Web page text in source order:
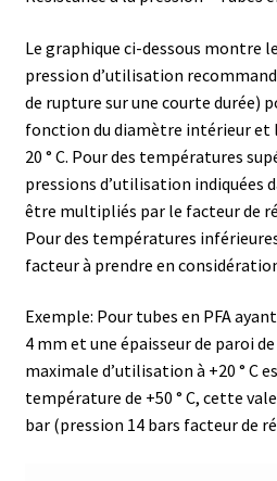
Consommable – Distribution de
Consommable – Divers
Consommable – Protection
Consommables
Contact
Contrôle
Cultures de microorganismes
Débit
Le graphique ci-dessous montre
pression d’utilisation
de rupture sur une courte durée)
fonction du diamètre intérieur et
20 ° C. Pour des températures
pressions d’utilisation indiquées
être multipliés par le facteur de
Pour des températures inférieures
facteur à prendre en
Exemple: Pour tubes en PFA
4 mm et une épaisseur de paroi
maximale d’utilisation à +20 ° C
température de +50 ° C, cette
bar (pression 14 bars facteur de